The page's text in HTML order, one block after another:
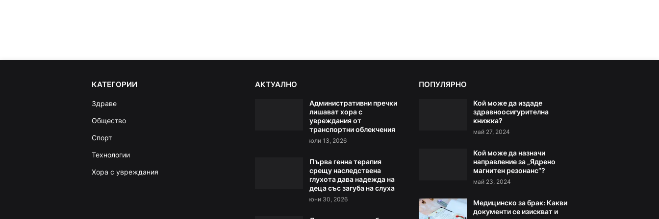
КАТЕГОРИИ
Здраве
Общество
Спорт
Технологии
Хора с увреждания
АКТУАЛНО
Административни пречки
лишават хора с
увреждания от
транспортни облекчения
юли 13, 2026
Първа генна терапия
срещу наследствена
глухота дава надежда на
деца със загуба на слуха
юни 30, 2026
ПОПУЛЯРНО
Кой може да издаде
здравноосигурителна
книжка?
май 27, 2024
Кой може да назначи
направление за „Ядрено
магнитен резонанс“?
май 23, 2024
Медицинско за брак: Какви
документи се изискват и